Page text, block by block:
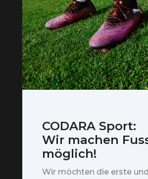
CODARA Sport:
Wir machen
möglich!
Wir möchten die erste